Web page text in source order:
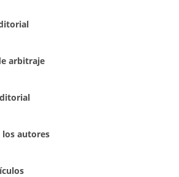
arbitraje
los autores